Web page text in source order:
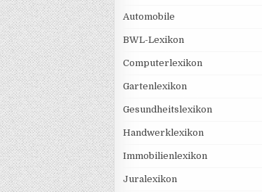
Automobile
BWL-Lexikon
Computerlexikon
Gartenlexikon
Gesundheitslexikon
Handwerklexikon
Immobilienlexikon
Juralexikon